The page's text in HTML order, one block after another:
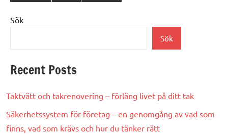
Sök
Sök
Recent Posts
Taktvätt och takrenovering – förläng livet på ditt tak
Säkerhetssystem för företag – en genomgång av vad som
finns, vad som krävs och hur du tänker rätt